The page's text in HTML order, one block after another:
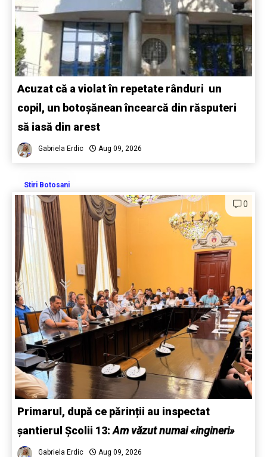
Acuzat că a violat în repetate rânduri un
copil, un botoșănean încearcă din răsputeri
să iasă din arest
Gabriela Erdic Aug 09, 2026
Stiri Botosani
0
Primarul, după ce părinții au inspectat
șantierul Școlii 13:Am văzut numai «ingineri»
Gabriela Erdic Aug 09, 2026